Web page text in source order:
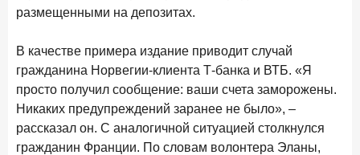
Средняя ставка по ипотеке в России
8,95%
+1,48 п.п.
год к году
Frank Data. Ипотека Поделиться
размещенными на депозитах.
В качестве примера издание приводит случай
гражданина Норвегии-клиента Т-банка и ВТБ. «Я
просто получил сообщение: ваши счета заморожены.
Никаких предупреждений заранее не было», –
рассказал он. С аналогичной ситуацией столкнулся
гражданин Франции. По словам волонтера Эланы,